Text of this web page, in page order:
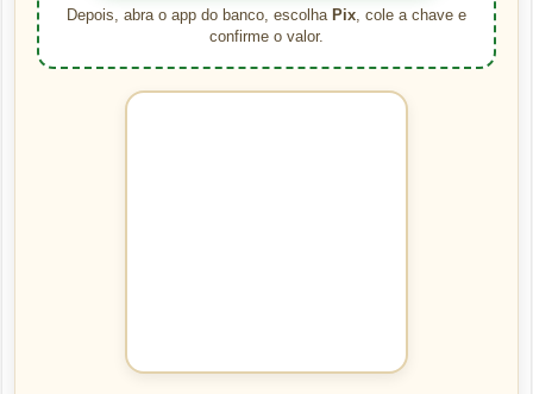
Depois, abra o app do banco, escolha Pix, cole a chave e
confirme o valor.